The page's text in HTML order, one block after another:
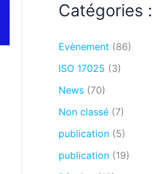
Catégories :
Evènement (86)
ISO 17025 (3)
News(70)
Non classé(7)
publication(5)
publication(19)